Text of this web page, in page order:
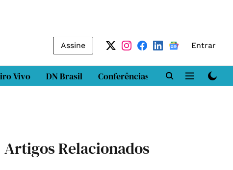
Assine Entrar
Vivo DN Brasil Conferências DN LAB
Artigos Relacionados